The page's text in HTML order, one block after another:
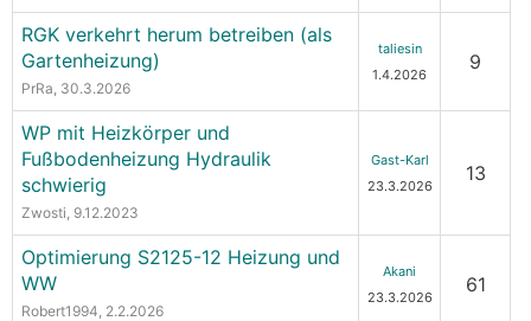
RGK verkehrt herum betreiben (als
Gartenheizung)
PrRa, 30.3.2026
taliesin
1.4.2026
9
WP mit Heizkörper und
Fußbodenheizung Hydraulik
schwierig
Zwosti, 9.12.2023
Gast-Karl
23.3.2026
13
Optimierung S2125-12 Heizung und
WW
Robert1994, 2.2.2026
Akani
23.3.2026
61